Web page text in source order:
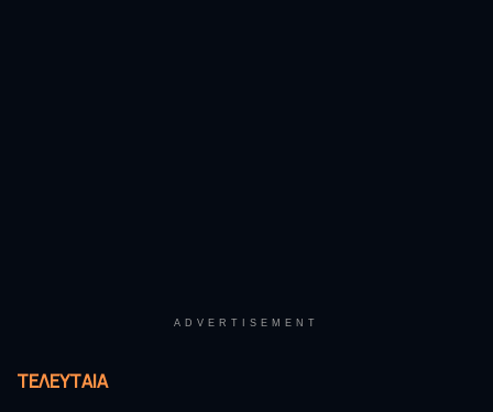
ADVERTISEMENT
ΤΕΛΕΥΤΑΊΑ